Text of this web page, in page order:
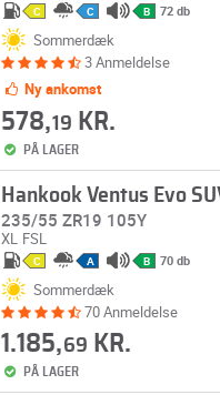
C C B 72 db
Sommerdæk
3 Anmeldelse
Ny ankomst
578,19 KR.
PÅ LAGER
Hankook Ventus Evo
235/55 ZR19 105Y
XL FSL
C A B 70 db
Sommerdæk
70 Anmeldelse
1.185,69 KR.
PÅ LAGER